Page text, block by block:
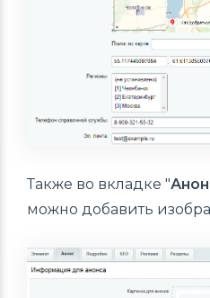
Также во вкладке "
можно добавить